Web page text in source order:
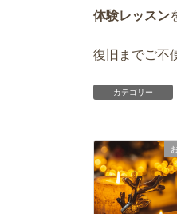
体験レッスン
復旧までご不
カテゴリー